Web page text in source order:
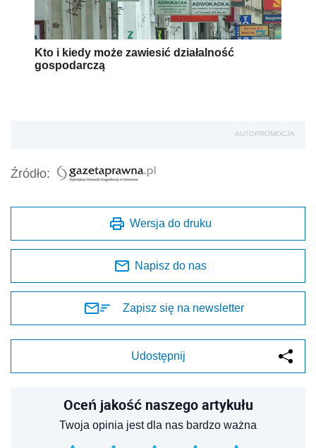
Kto i kiedy może zawiesić działalność
gospodarczą
AUTOPROMOCJA
Źródło:
Wersja do druku
Napisz do nas
Zapisz się na newsletter
Udostępnij
Oceń jakość naszego artykułu
Twoja opinia jest dla nas bardzo ważna